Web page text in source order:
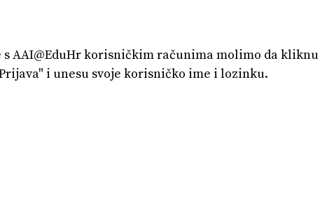
s AAI@EduHr korisničkim računima molimo da
i unesu svoje korisničko ime i lozinku.